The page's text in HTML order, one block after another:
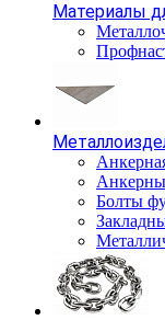
Материалы
Болты